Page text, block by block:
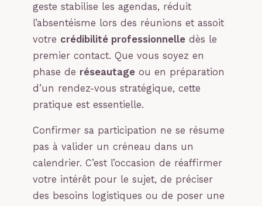
geste stabilise les agendas, réduit
l’absentéisme lors des réunions et assoit
votre crédibilité professionnelle dès le
premier contact. Que vous soyez en
phase de réseautage ou en préparation
d’un rendez-vous stratégique, cette
pratique est essentielle.
Confirmer sa participation ne se résume
pas à valider un créneau dans un
calendrier. C’est l’occasion de réaffirmer
votre intérêt pour le sujet, de préciser
des besoins logistiques ou de poser une